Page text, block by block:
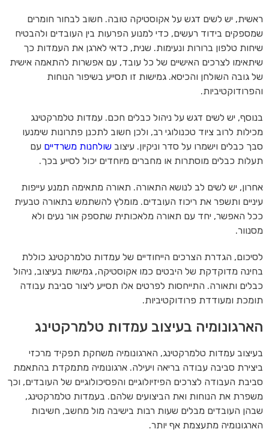
ראשית, יש לשים דגש על אקוסטיקה טובה. חשוב לבחור חומרים
שמספקים בידוד רעשים, כדי למנוע הפרעות בין העובדים ולהבטיח
שיחות טלפון ברורות ונעימות. שנית, כדאי לארגן את העמדות כך
שיתאימו לצרכים האישיים של כל עובד, עם אפשרות להתאמה אישית
של גובה השולחן והכיסא. גמישות זו תסייע בשיפור הנוחות
והפרודוקטיביות.
בנוסף, יש לשים דגש על ניהול כבלים חכם. עמדות טלמרקטינג
מכילות לרוב ציוד טכנולוגי רב, ולכן חשוב לתכנן פתרונות שימנעו
סבך כבלים וישמרו על סדר וניקיון. עיצוב שולחנות משרדיים עם
תעלות כבלים מוסתרות או מחברים מיוחדים יכול לסייע בכך.
אחרון, יש לשים לב לנושא התאורה. תאורה מתאימה תמנע עייפות
עיניים ותשפר את ריכוז העובדים. מומלץ להשתמש בתאורה טבעית
ככל האפשר, יחד עם תאורה מלאכותית שתספק אור נעים ולא
מסנוור.
לסיכום, הגדרת הצרכים הייחודיים של עמדות טלמרקטינג כוללת
בחינה מדוקדקת של היבטים כמו אקוסטיקה, גמישות בעיצוב, ניהול
כבלים ותאורה. התייחסות לפרטים אלו תסייע ליצור סביבת עבודה
תומכת ומעודדת פרודוקטיביות.
הארגונומיה בעיצוב עמדות טלמרקטינג
בעיצוב עמדות טלמרקטינג, הארגונומיה משחקת תפקיד מרכזי
ביצירת סביבה עבודה בריאה ויעילה. ארגונומיה מתמקדת בהתאמת
סביבת העבודה לצרכים הפיזיולוגיים והפסיכולוגיים של העובדים, וכך
משפרת את הנוחות ואת הביצועים שלהם. בעמדות טלמרקטינג,
שבהן העובדים מבלים שעות רבות בישיבה מול מחשב, חשיבות
הארגונומיה מתעצמת אף יותר.